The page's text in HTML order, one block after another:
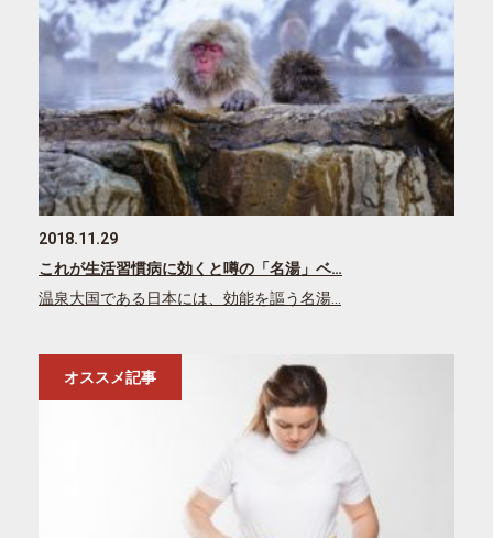
2018.11.29
これが生活習慣病に効くと噂の「名湯」ベ…
温泉大国である日本には、効能を謳う名湯…
オススメ記事